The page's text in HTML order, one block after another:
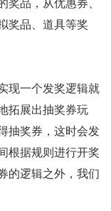
奖品、道具等奖
现一个发奖逻辑就
拓展出抽奖券玩
抽奖券，这时会发
根据规则进行开奖
的逻辑之外，我们